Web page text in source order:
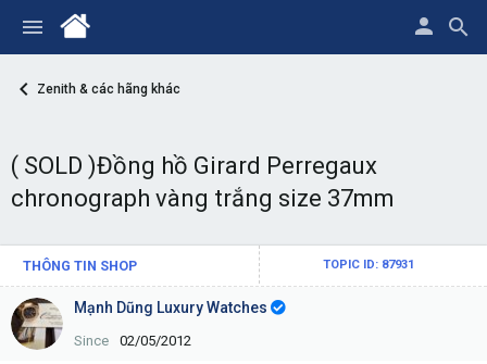
Zenith & các hãng khác
( SOLD )Đồng hồ Girard Perregaux
chronograph vàng trắng size 37mm
THÔNG TIN SHOP TOPIC ID: 87931
Mạnh Dũng Luxury Watches
Since 02/05/2012